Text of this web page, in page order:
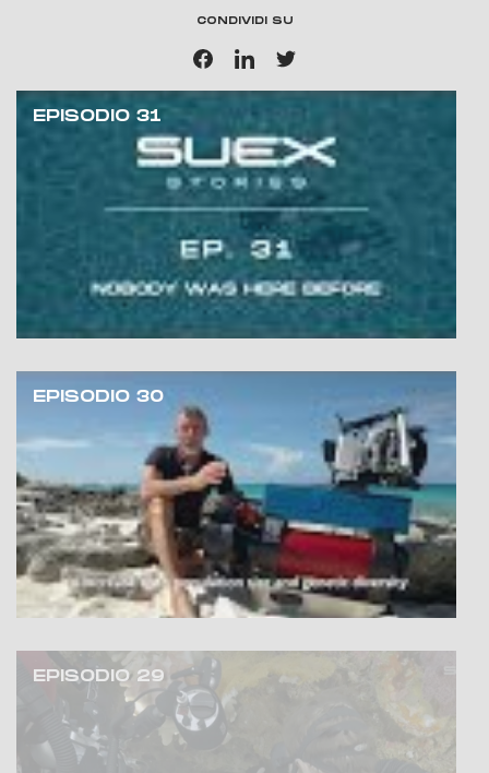
CONDIVIDI SU
EPISODIO 31
EPISODIO 30
EPISODIO 29